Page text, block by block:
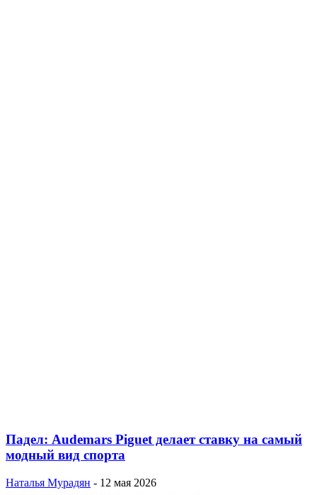
Падел: Audemars Piguet делает ставку на самый
модный вид спорта
Наталья Мурадян - 12 мая 2026